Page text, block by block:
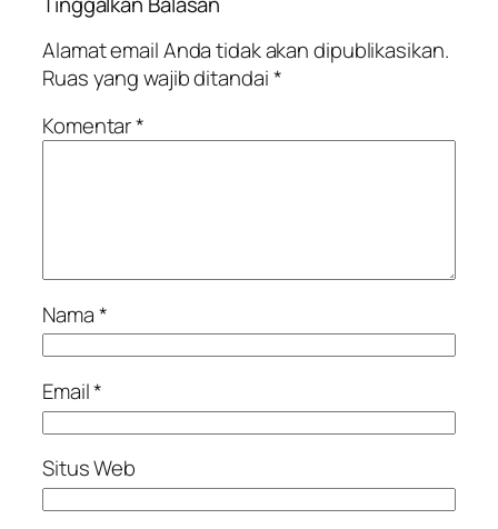
Alamat email Anda tidak akan dipublikasikan.
Ruas yang wajib ditandai*
Komentar*
Nama*
Email*
Situs Web